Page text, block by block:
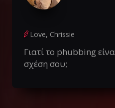
Love, Chrissie
Γιατί το phubbing
σχέση σου;